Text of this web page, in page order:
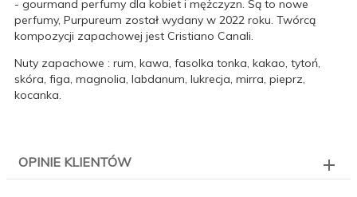
- gourmand perfumy dla kobiet i mężczyzn. Są to nowe
perfumy, Purpureum został wydany w 2022 roku. Twórcą
kompozycji zapachowej jest Cristiano Canali.
Nuty zapachowe : rum, kawa, fasolka tonka, kakao, tytoń,
skóra, figa, magnolia, labdanum, lukrecja, mirra, pieprz,
kocanka.
OPINIE KLIENTÓW